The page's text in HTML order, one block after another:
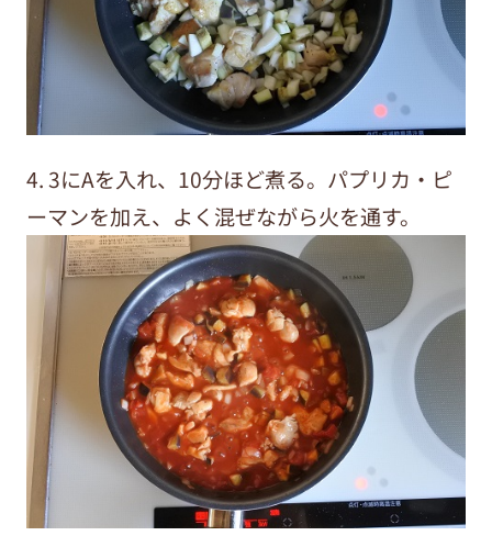
4. 3にAを入れ、10分ほど煮る。パプリカ・ピ
ーマンを加え、よく混ぜながら火を通す。